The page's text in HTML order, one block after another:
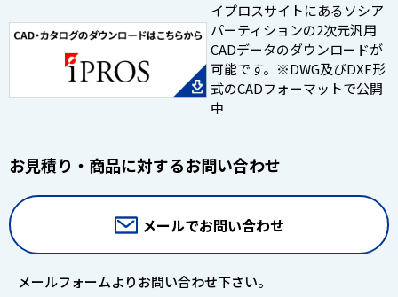
イプロスサイトにあるソシア
パーティションの2次元汎用
CADデータのダウンロードが
可能です。※DWG及びDXF形
式のCADフォーマットで公開
中
お見積り・商品に対するお問い合わせ
メールでお問い合わせ
メールフォームよりお問い合わせ下さい。